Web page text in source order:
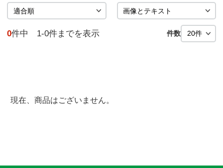
0件中 1-0件までを表示 件数
現在、商品はございません。